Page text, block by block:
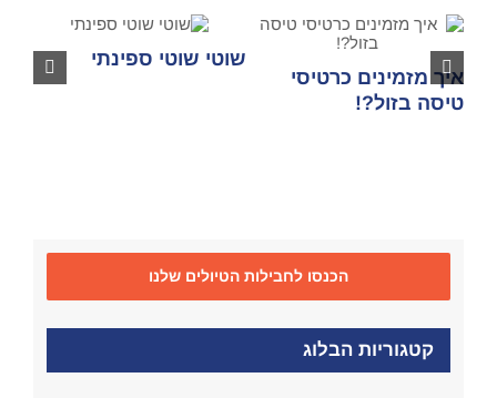
איך מזמינים כרטיסי
טיסה בזול?!
שוטי שוטי ספינתי
הכנסו לחבילות הטיולים שלנו
קטגוריות הבלוג